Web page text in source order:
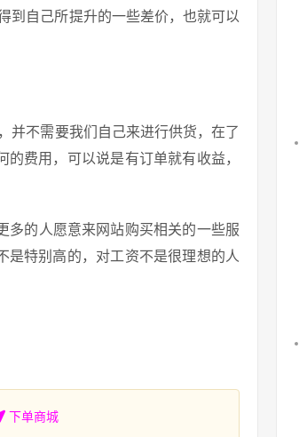
到自己所提升的一些差价，也就可以
并不需要我们自己来进行供货，在了
费用，可以说是有订单就有收益，
的人愿意来网站购买相关的一些服
是特别高的，对工资不是很理想的人
下单商城